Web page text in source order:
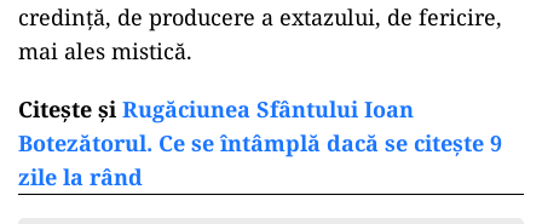
credinţă, de producere a extazului, de fericire,
mai ales mistică.
Citește și Rugăciunea Sfântului Ioan
Botezătorul. Ce se întâmplă dacă se citește 9
zile la rând